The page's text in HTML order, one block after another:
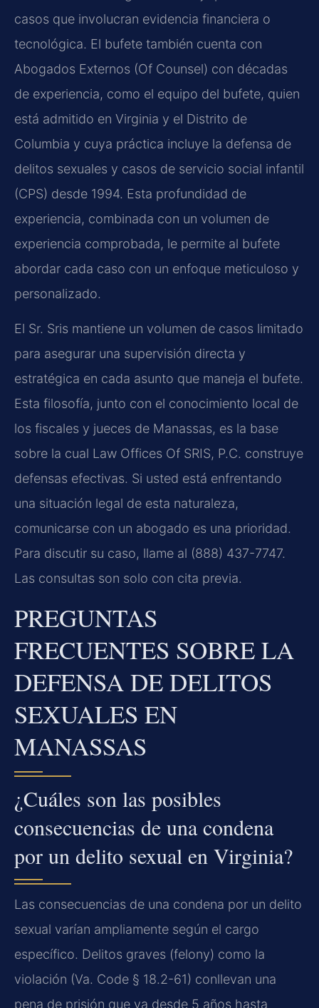
casos que involucran evidencia financiera o
tecnológica. El bufete también cuenta con
Abogados Externos (Of Counsel) con décadas
de experiencia, como el equipo del bufete, quien
está admitido en Virginia y el Distrito de
Columbia y cuya práctica incluye la defensa de
delitos sexuales y casos de servicio social infantil
(CPS) desde 1994. Esta profundidad de
experiencia, combinada con un volumen de
experiencia comprobada, le permite al bufete
abordar cada caso con un enfoque meticuloso y
personalizado.
El Sr. Sris mantiene un volumen de casos limitado
para asegurar una supervisión directa y
estratégica en cada asunto que maneja el bufete.
Esta filosofía, junto con el conocimiento local de
los fiscales y jueces de Manassas, es la base
sobre la cual Law Offices Of SRIS, P.C. construye
defensas efectivas. Si usted está enfrentando
una situación legal de esta naturaleza,
comunicarse con un abogado es una prioridad.
Para discutir su caso, llame al (888) 437-7747.
Las consultas son solo con cita previa.
PREGUNTAS
FRECUENTES SOBRE LA
DEFENSA DE DELITOS
SEXUALES EN
MANASSAS
¿Cuáles son las posibles
consecuencias de una condena
por un delito sexual en Virginia?
Las consecuencias de una condena por un delito
sexual varían ampliamente según el cargo
específico. Delitos graves (felony) como la
violación (Va. Code § 18.2-61) conllevan una
pena de prisión que va desde 5 años hasta